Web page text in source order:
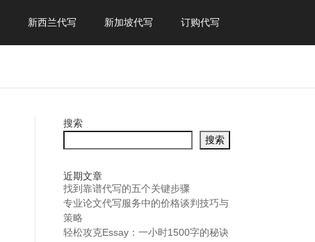
新西兰代写 新加坡代写 订购代写
搜索
搜索
近期文章
找到靠谱代写的五个关键步骤
专业论文代写服务中的价格谈判技巧与
策略
轻松攻克Essay：一小时1500字的秘诀